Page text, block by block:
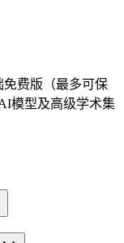
免费版（最多可保
模型及高级学术集